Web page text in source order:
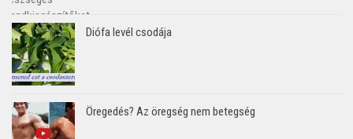
Diófa levél csodája
Öregedés? Az öregség nem betegség